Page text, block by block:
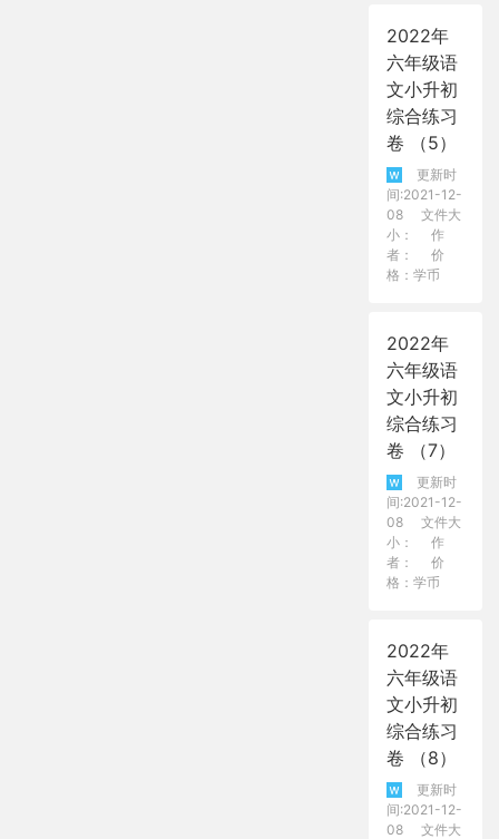
2022年
六年级语
文小升初
综合练习
卷 （5）
更新时
间:2021-12-
08
文件大
小：
作
者：
价
格：学币
2022年
六年级语
文小升初
综合练习
卷 （7）
更新时
间:2021-12-
08
文件大
小：
作
者：
价
格：学币
2022年
六年级语
文小升初
综合练习
卷 （8）
更新时
间:2021-12-
08
文件大